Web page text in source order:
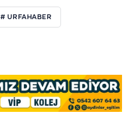
# URFAHABER